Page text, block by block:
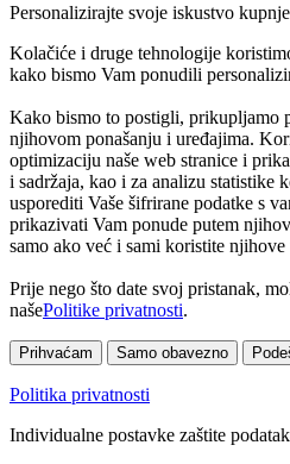
Personalizirajte svoje iskustvo kupnje
Kolačiće i druge tehnologije
kako bismo Vam ponudili
Kako bismo to postigli, prikupljamo
njihovom ponašanju i uređajima.
optimizaciju naše web stranice i
i sadržaja, kao i za analizu statistike
usporediti Vaše šifrirane podatke s
prikazivati Vam ponude putem
samo ako već i sami koristite njihove
Prije nego što date svoj pristanak,
našePolitike privatnosti.
Prihvaćam Samo obavezno
Politika privatnosti
Individualne postavke zaštite